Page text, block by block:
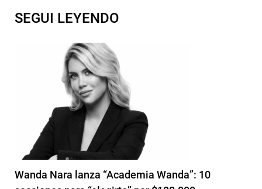
SEGUI LEYENDO
Wanda Nara lanza “Academia Wanda”: 10